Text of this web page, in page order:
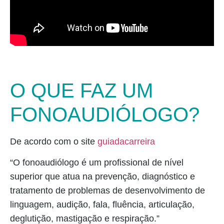
O QUE FAZ UM
FONOAUDIÓLOGO?
De acordo com o site guiadacarreira
“O fonoaudiólogo é um profissional de nível
superior que atua na prevenção, diagnóstico e
tratamento de problemas de desenvolvimento de
linguagem, audição, fala, fluência, articulação,
deglutição, mastigação e respiração.”